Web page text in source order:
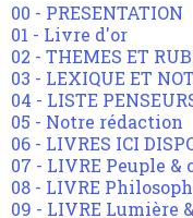
00 - PRESENTATION
01 - Livre d'or
02 - THEMES ET
03 - LEXIQUE ET
04 - LISTE
05 - Notre rédaction
06 - LIVRES ICI
07 - LIVRE Peuple &
08 - LIVRE
09 - LIVRE Lumière